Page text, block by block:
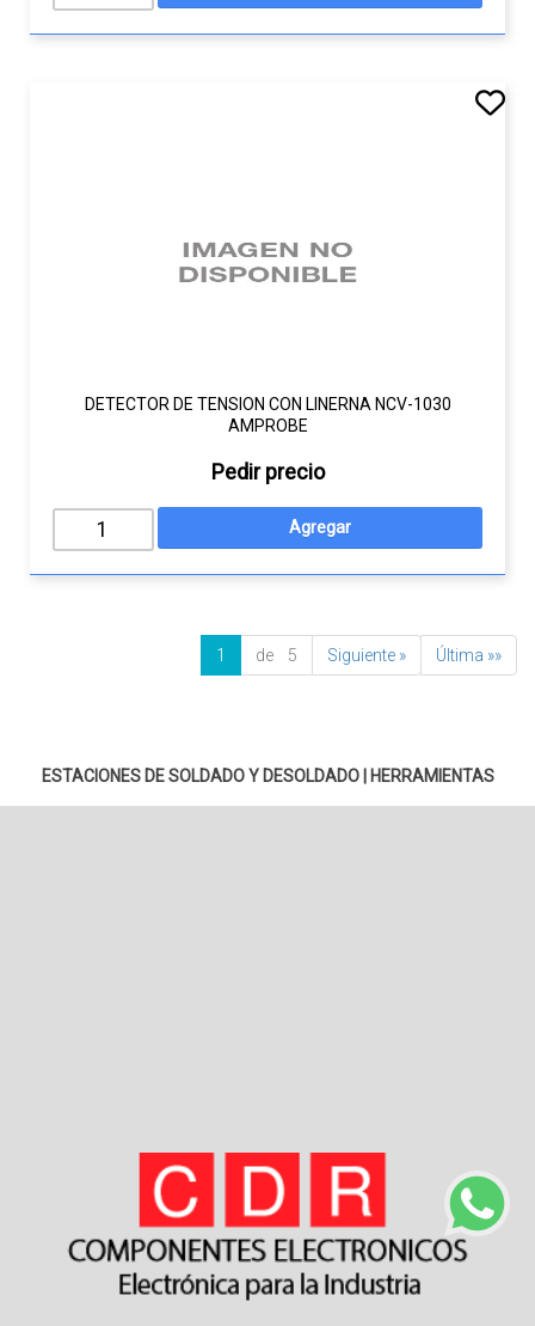
DETECTOR DE TENSION CON LINERNA NCV-1030
AMPROBE
Pedir precio
1 de 5 Siguiente » Última »»
ESTACIONES DE SOLDADO Y DESOLDADO| HERRAMIENTAS